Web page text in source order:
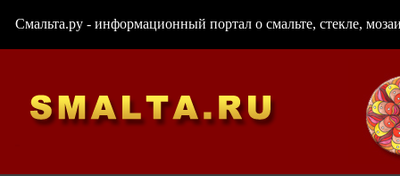
Смальта.ру - информационный портал о смальте, стекле,